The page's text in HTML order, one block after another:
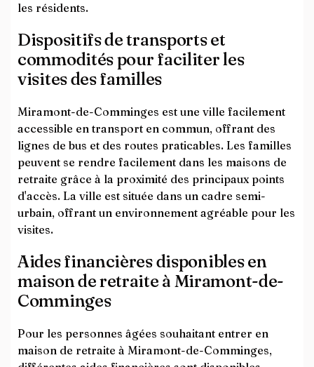
les résidents.
Dispositifs de transports et
commodités pour faciliter les
visites des familles
Miramont-de-Comminges est une ville facilement
accessible en transport en commun, offrant des
lignes de bus et des routes praticables. Les familles
peuvent se rendre facilement dans les maisons de
retraite grâce à la proximité des principaux points
d'accès. La ville est située dans un cadre semi-
urbain, offrant un environnement agréable pour les
visites.
Aides financières disponibles en
maison de retraite à Miramont-de-
Comminges
Pour les personnes âgées souhaitant entrer en
maison de retraite à Miramont-de-Comminges,